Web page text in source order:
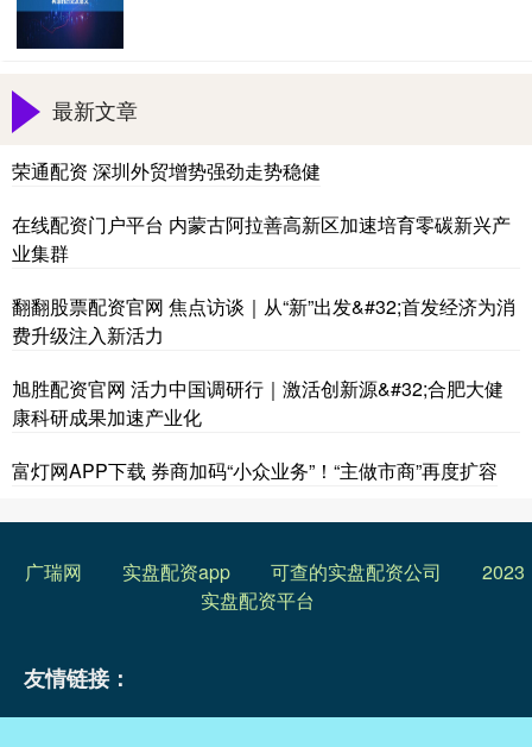
最新文章
荣通配资 深圳外贸增势强劲走势稳健
在线配资门户平台 内蒙古阿拉善高新区加速培育零碳新兴产
业集群
翻翻股票配资官网 焦点访谈｜从“新”出发&#32;首发经济为消
费升级注入新活力
旭胜配资官网 活力中国调研行｜激活创新源&#32;合肥大健
康科研成果加速产业化
富灯网APP下载 券商加码“小众业务”！“主做市商”再度扩容
广瑞网 实盘配资app 可查的实盘配资公司
2023
实盘配资平台
友情链接：